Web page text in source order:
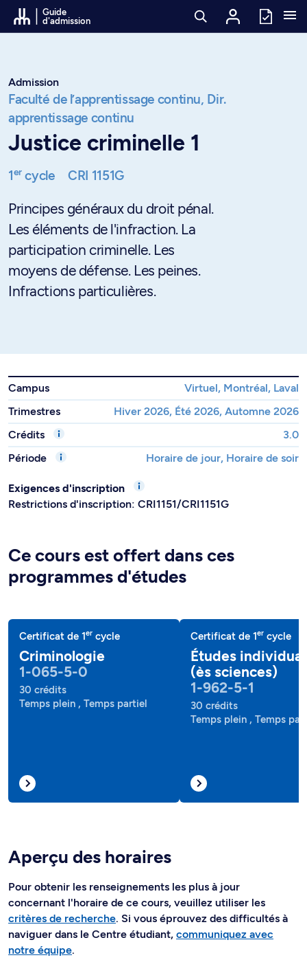
Passer au contenu
Guide
d'admission
Admission
Faculté de l’apprentissage continu, Dir.
apprentissage continu
Justice criminelle 1
1ercycle CRI 1151G
Principes généraux du droit pénal.
Les éléments de l'infraction. La
participation criminelle. Les
moyens de défense. Les peines.
Infractions particulières.
Campus
Virtuel, Montréal, Laval
Trimestres
Hiver 2026, Été 2026, Automne 2026
Crédits
3.0
Période
Horaire de jour, Horaire de soir
Exigences d'inscription
Restrictions d'inscription: CRI1151/CRI1151G
Ce cours est offert dans ces
programmes d'études
Certificat de 1er cycle
Criminologie
1-065-5-0
30 crédits
Temps plein , Temps partiel
Certificat de 1er cycle
Études
(ès sciences)
1-962-5-1
30 crédits
Temps plein , Temps
Aperçu des horaires
Pour obtenir les renseignements les plus à jour
concernant l'horaire de ce cours, veuillez utiliser les
critères de recherche. Si vous éprouvez des difficultés à
naviguer dans le Centre étudiant, communiquez avec
notre équipe.